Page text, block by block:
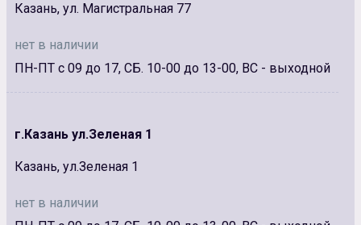
Казань, ул. Магистральная 77
нет в наличии
ПН-ПТ с 09 до 17, СБ. 10-00 до 13-00, ВС - выходной
г.Казань ул.Зеленая 1
Казань, ул.Зеленая 1
нет в наличии